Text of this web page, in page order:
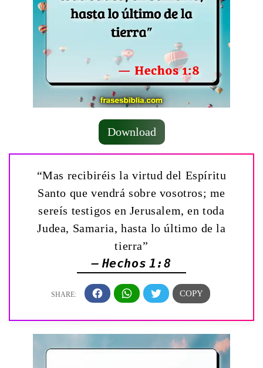
Download
“Mas recibiréis la virtud del Espíritu
Santo que vendrá sobre vosotros; me
sereís testigos en Jerusalem, en toda
Judea, Samaria, hasta lo último de la
tierra”
— Hechos 1:8